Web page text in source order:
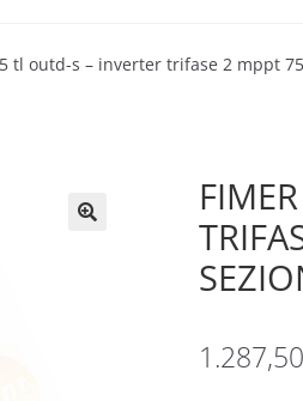
Produttori Sample Page
tl outd-s – inverter trifase 2 mppt
1.287,50